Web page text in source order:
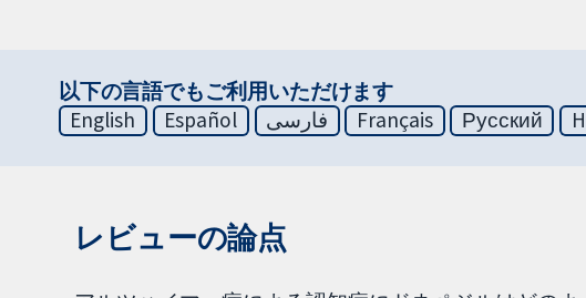
以下の言語でもご利用いただけます
English
Español فارسی Français Русский
レビューの論点